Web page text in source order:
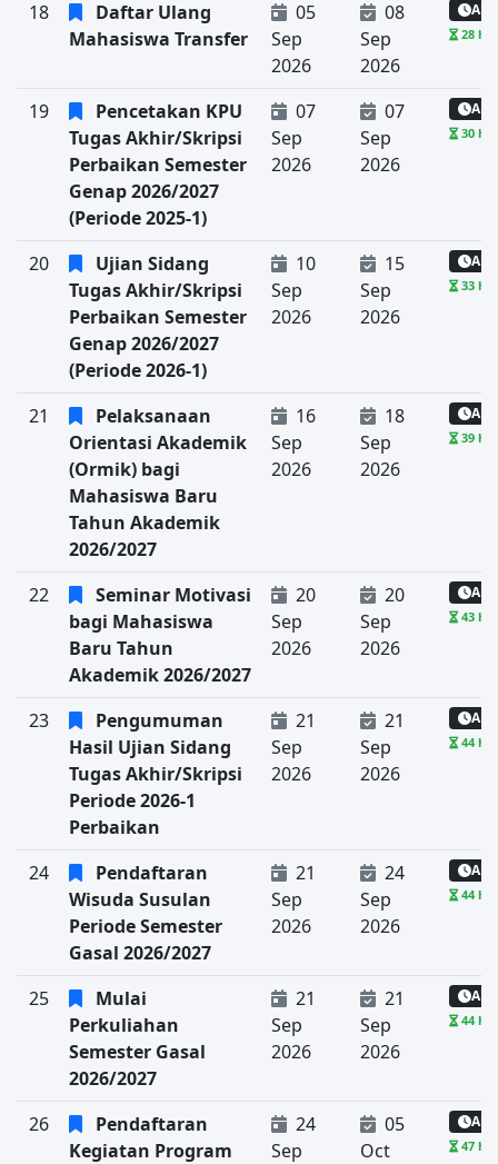
18
Daftar Ulang
Mahasiswa Transfer
05
Sep
2026
08
Sep
2026
28
19
Pencetakan KPU
Tugas Akhir/Skripsi
Perbaikan Semester
Genap 2026/2027
(Periode 2025-1)
07
Sep
2026
07
Sep
2026
30
20
Ujian Sidang
Tugas Akhir/Skripsi
Perbaikan Semester
Genap 2026/2027
(Periode 2026-1)
10
Sep
2026
15
Sep
2026
33
21
Pelaksanaan
Orientasi Akademik
(Ormik) bagi
Mahasiswa Baru
Tahun Akademik
2026/2027
16
Sep
2026
18
Sep
2026
39
22
Seminar Motivasi
bagi Mahasiswa
Baru Tahun
Akademik 2026/2027
20
Sep
2026
20
Sep
2026
43
23
Pengumuman
Hasil Ujian Sidang
Tugas Akhir/Skripsi
Periode 2026-1
Perbaikan
21
Sep
2026
21
Sep
2026
44
24
Pendaftaran
Wisuda Susulan
Periode Semester
Gasal 2026/2027
21
Sep
2026
24
Sep
2026
44
25
Mulai
Perkuliahan
Semester Gasal
2026/2027
21
Sep
2026
21
Sep
2026
44
26
Pendaftaran
Kegiatan Program
24
Sep
05
Oct
47